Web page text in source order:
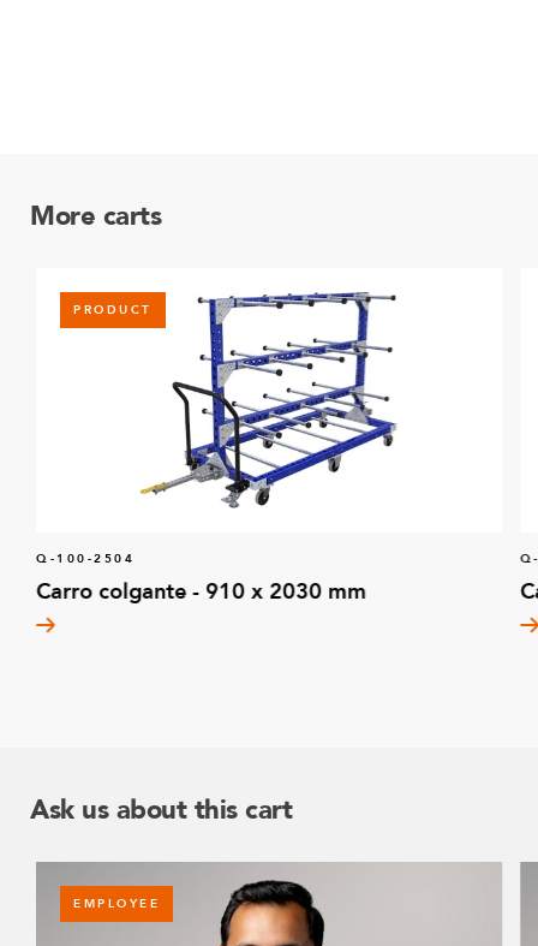
More carts
PRODUCT
Q-100-2504
Carro colgante - 910 x 2030 mm
Ask us about this cart
EMPLOYEE